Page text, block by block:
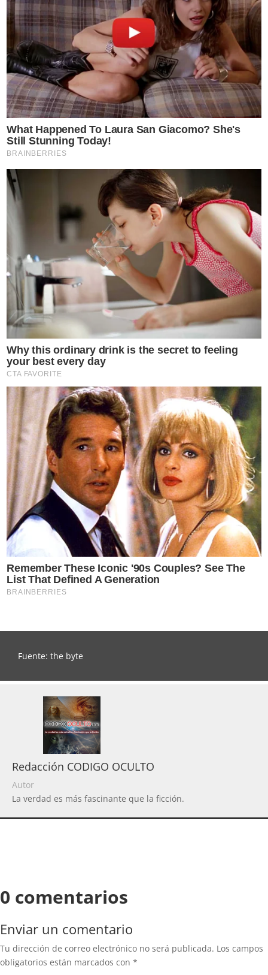
Fuente: the byte
Redacción CODIGO OCULTO
Autor
La verdad es más fascinante que la ficción.
0 comentarios
Enviar un comentario
Tu dirección de correo electrónico no será publicada. Los campos
obligatorios están marcados con *